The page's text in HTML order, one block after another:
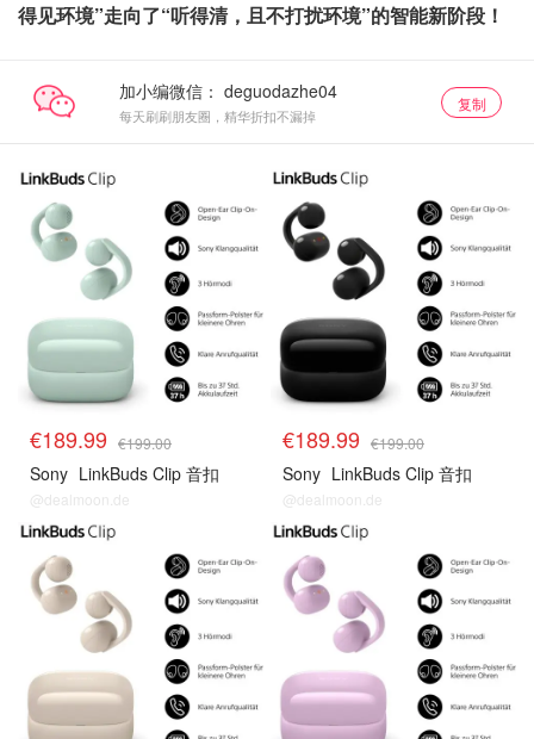
得见环境”走向了“听得清，且不打扰环境”的智能新阶段！
加小编微信：
每天刷刷朋友圈，精华折扣不漏掉
复制
新品上市
€189.99 €199.00
Sony LinkBuds Clip 音扣
@dealmoon.de
新品上市
€189.99 €199.00
Sony LinkBuds Clip 音扣
@dealmoon.de
新品上市 新品上市